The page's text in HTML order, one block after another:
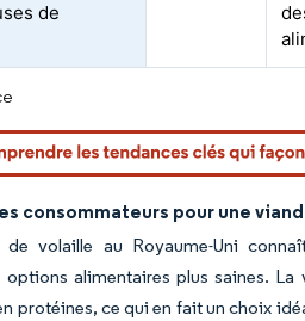
de
consommateurs pour une
volaille au Royaume-Uni
alimentaires plus saines.
protéines, ce qui en fait un choix